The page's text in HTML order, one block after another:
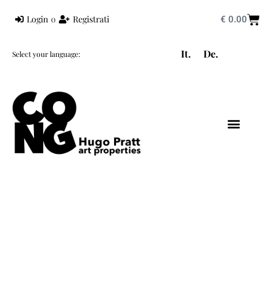
Login o Registrati € 0.00
Select your language: It. De.